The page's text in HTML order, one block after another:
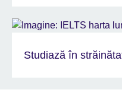
Studiază în